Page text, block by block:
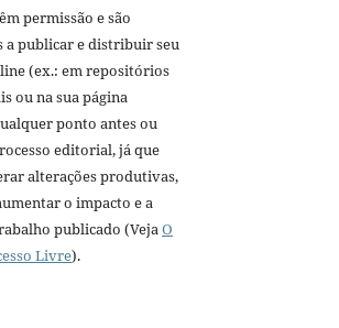
permissão e são
a publicar e distribuir seu
(ex.: em repositórios
ou na sua página
ponto antes ou
editorial, já que
alterações produtivas,
o impacto e a
publicado (VejaO
Livre).